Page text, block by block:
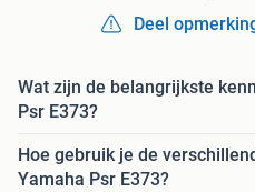
Deel
Wat zijn de belangrijkste
Psr E373?
Hoe gebruik je de
Yamaha Psr E373?